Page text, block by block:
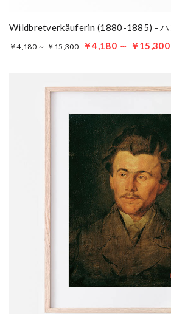
Wildbretverkäuferin (1880-1885) - ハ
￥4,180 ～ ￥15,300 ￥4,180 ～ ￥15,300